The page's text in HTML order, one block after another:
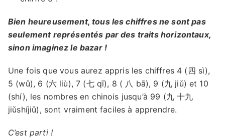
Bien heureusement, tous les chiffres ne sont pas
seulement représentés par des traits horizontaux,
sinon imaginez le bazar !
Une fois que vous aurez appris les chiffres 4 (四 sì),
5 (wǔ), 6 (六 liù), 7 (七 qī), 8 ( 八 bā), 9 (九 jiǔ) et 10
(shí), les nombres en chinois jusqu’à 99 (九 十九
jiǔshíjiǔ), sont vraiment faciles à apprendre.
C’est parti !